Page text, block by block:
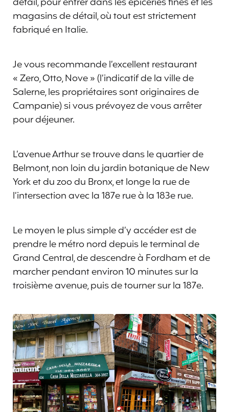
magasins de détail, où tout est strictement
fabriqué en Italie.
Je vous recommande l’excellent restaurant
« Zero, Otto, Nove » (l’indicatif de la ville de
Salerne, les propriétaires sont originaires de
Campanie) si vous prévoyez de vous arrêter
pour déjeuner.
L’avenue Arthur se trouve dans le quartier de
Belmont, non loin du jardin botanique de New
York et du zoo du Bronx, et longe la rue de
l’intersection avec la 187e rue à la 183e rue.
Le moyen le plus simple d’y accéder est de
prendre le métro nord depuis le terminal de
Grand Central, de descendre à Fordham et de
marcher pendant environ 10 minutes sur la
troisième avenue, puis de tourner sur la 187e.